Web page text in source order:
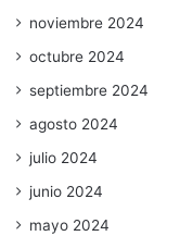
noviembre 2024
octubre 2024
septiembre 2024
agosto 2024
julio 2024
junio 2024
mayo 2024